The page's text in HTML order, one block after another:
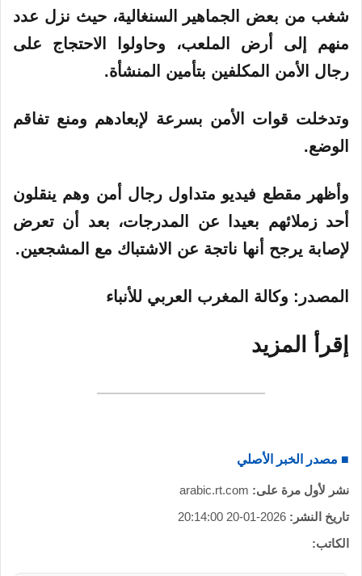
شغب من بعض الجماهير السنغالية، حيث نزل عدد
منهم إلى أرض الملعب، وحاولوا الاحتجاج على
رجال الأمن المكلفين بتأمين المنشأة.
وتدخلت قوات الأمن بسرعة لإبعادهم ومنع تفاقم
الوضع.
وأظهر مقطع فيديو متداول رجال أمن وهم ينقلون
أحد زملائهم بعيدا عن المدرجات، بعد أن تعرض
لإصابة يرجح أنها ناتجة عن الاشتباك مع المشجعين.
المصدر: وكالة المغرب العربي للأنباء
إقرأ المزيد
■ مصدر الخبر الأصلي
نشر لأول مرة على: arabic.rt.com
تاريخ النشر: 2026-01-20 20:14:00
الكاتب: